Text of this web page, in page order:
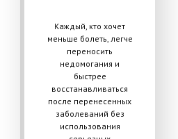
Каждый, кто хочет
меньше болеть, легче
переносить
недомогания и
быстрее
восстанавливаться
после перенесенных
заболеваний без
использования